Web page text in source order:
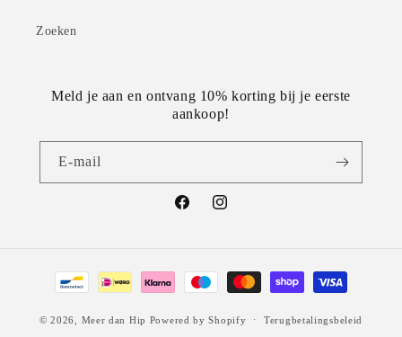
Zoeken
Meld je aan en ontvang 10% korting bij je eerste
aankoop!
E‑mail
FacebookInstagram
Betaalmethoden
© 2026, Meer dan Hip Powered by Shopify Terugbetalingsbeleid